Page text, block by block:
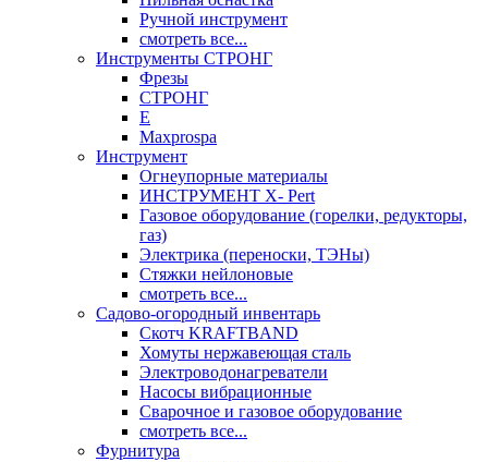
Ручной инструмент
смотреть все...
Инструменты СТРОНГ
Фрезы
СТРОНГ
Е
Maxprospa
Инструмент
Огнеупорные материалы
ИНСТРУМЕНТ X- Pert
Газовое оборудование (горелки, редукторы,
газ)
Электрика (переноски, ТЭНы)
Стяжки нейлоновые
смотреть все...
Садово-огородный инвентарь
Скотч KRAFTBAND
Хомуты нержавеющая сталь
Электроводонагреватели
Насосы вибрационные
Сварочное и газовое оборудование
смотреть все...
Фурнитура